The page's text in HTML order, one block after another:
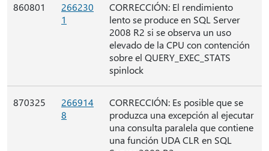
860801
266230
1
CORRECCIÓN: El rendimiento
lento se produce en SQL Server
2008 R2 si se observa un uso
elevado de la CPU con contención
sobre el QUERY_EXEC_STATS
spinlock
870325
266914
8
CORRECCIÓN: Es posible que se
produzca una excepción al ejecutar
una consulta paralela que contiene
una función UDA CLR en SQL